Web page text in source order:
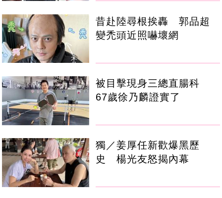
昔赴陸尋根挨轟 郭品超
變禿頭近照嚇壞網
被目擊現身三總直腸科
67歲徐乃麟證實了
獨／姜厚任新歡爆黑歷
史 楊光友怒揭內幕